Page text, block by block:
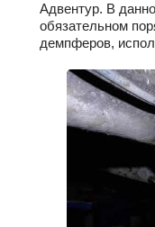
Адвентур. В
обязательном
демпферов,